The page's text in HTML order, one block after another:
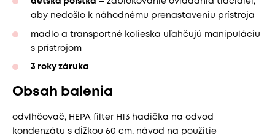
aby nedošlo k náhodnému prenastaveniu prístroja
madlo a transportné kolieska uľahčujú manipuláciu
s prístrojom
3 roky záruka
Obsah balenia
odvlhčovač, HEPA filter H13 hadička na odvod
kondenzátu s dĺžkou 60 cm, návod na použitie